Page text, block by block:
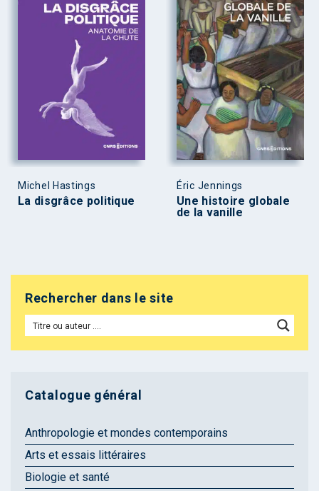
Michel Hastings
La disgrâce politique
Éric Jennings
Une histoire globale
de la vanille
Rechercher dans le site
Catalogue général
Anthropologie et mondes contemporains
Arts et essais littéraires
Biologie et santé